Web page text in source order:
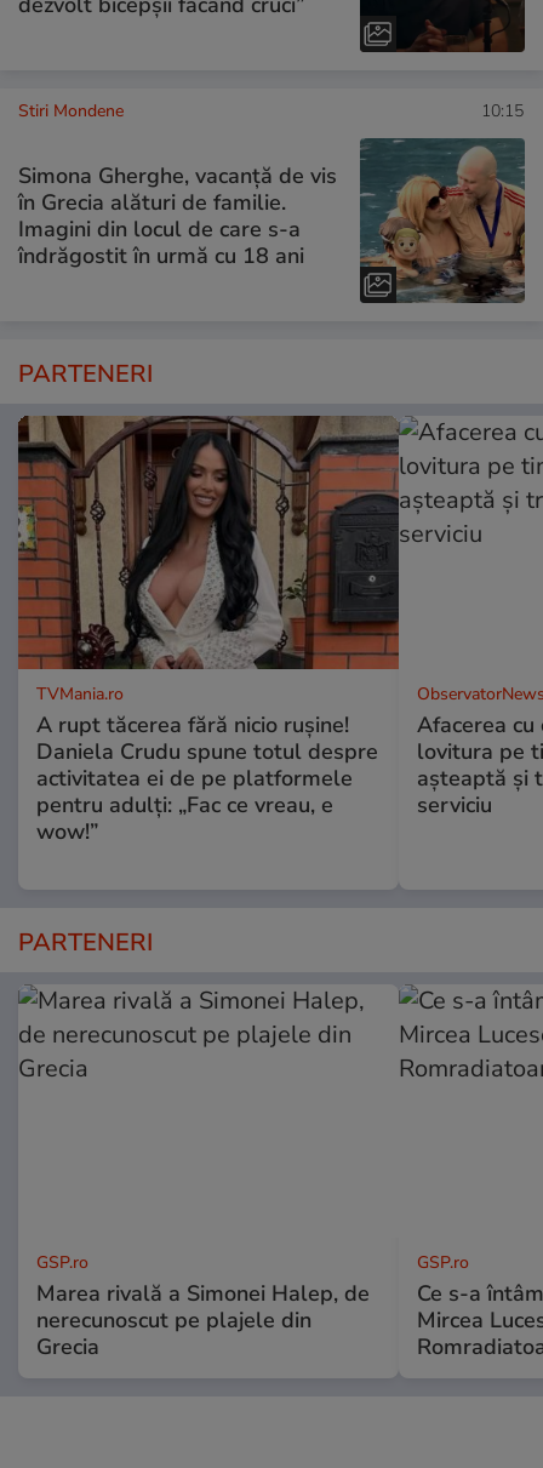
Stiri Mondene 10:15
Simona Gherghe, vacanță de vis
în Grecia alături de familie.
Imagini din locul de care s-a
îndrăgostit în urmă cu 18 ani
PARTENERI
TVMania.ro
A rupt tăcerea fără nicio rușine!
Daniela Crudu spune totul despre
activitatea ei de pe platformele
pentru adulți: „Fac ce vreau, e
wow!”
Afacerea
lovitura pe
aşteaptă şi
serviciu
PARTENERI
GSP.ro
Marea rivală a Simonei Halep, de
nerecunoscut pe plajele din
Grecia
GSP.ro
Ce s-a
Mircea